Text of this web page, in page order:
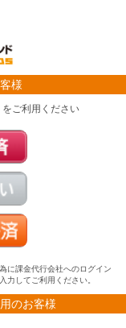
様
ご利用ください
に課金代行会社へのログイン
力してご利用ください。
のお客様